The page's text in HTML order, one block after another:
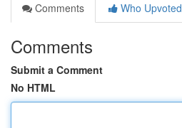
Comments
Who Upvoted
Comments
Submit a Comment
No HTML